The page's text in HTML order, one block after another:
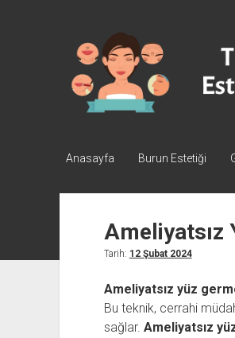
Türkiye'nin
Estetik
Rehberi
Anasayfa Burun Estetiği
Ameliyatsız
Tarih: 12 Şubat 2024
Ameliyatsız yüz
Bu teknik, cerrahi
sağlar. Ameliyatsız